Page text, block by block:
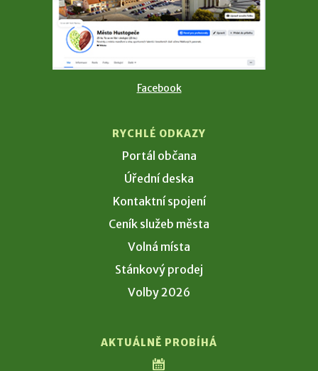
Facebook
RYCHLÉ ODKAZY
Portál občana
Úřední deska
Kontaktní spojení
Ceník služeb města
Volná místa
Stánkový prodej
Volby 2026
AKTUÁLNĚ PROBÍHÁ